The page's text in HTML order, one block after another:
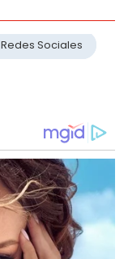
Redes Sociales